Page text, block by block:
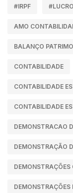
#IRPF #LUCRO
AMO
BALANÇO
CONTABILIDADE
CONTABILIDADE
CONTABILIDADE
DEMONSTRACAO
DEMONSTRAÇÃO
DEMONSTRAÇÕES
DEMONSTRAÇÕES